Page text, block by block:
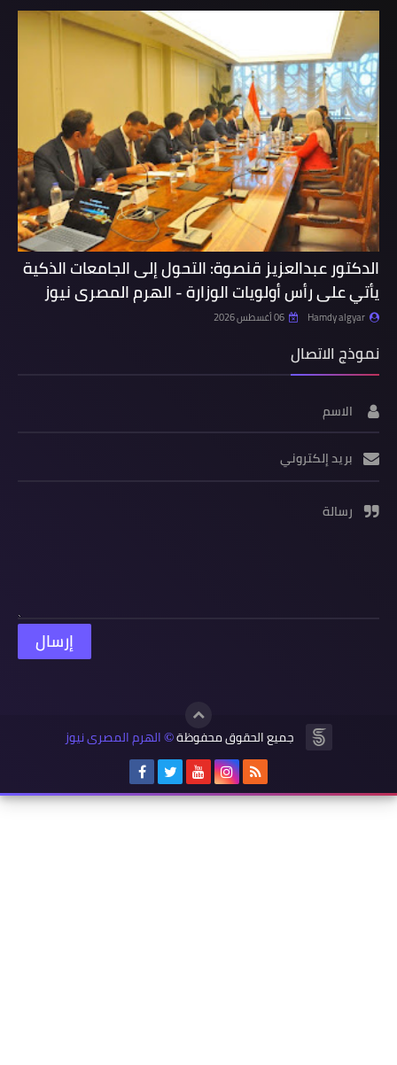
الدكتور عبدالعزيز قنصوة: التحول إلى الجامعات الذكية
يأتي على رأس أولويات الوزارة - الهرم المصرى نيوز
Hamdy algyar 06 أغسطس 2026
نموذج الاتصال
الاسم
بريد إلكتروني
رسالة
جميع الحقوق محفوظة© الهرم المصرى نيوز